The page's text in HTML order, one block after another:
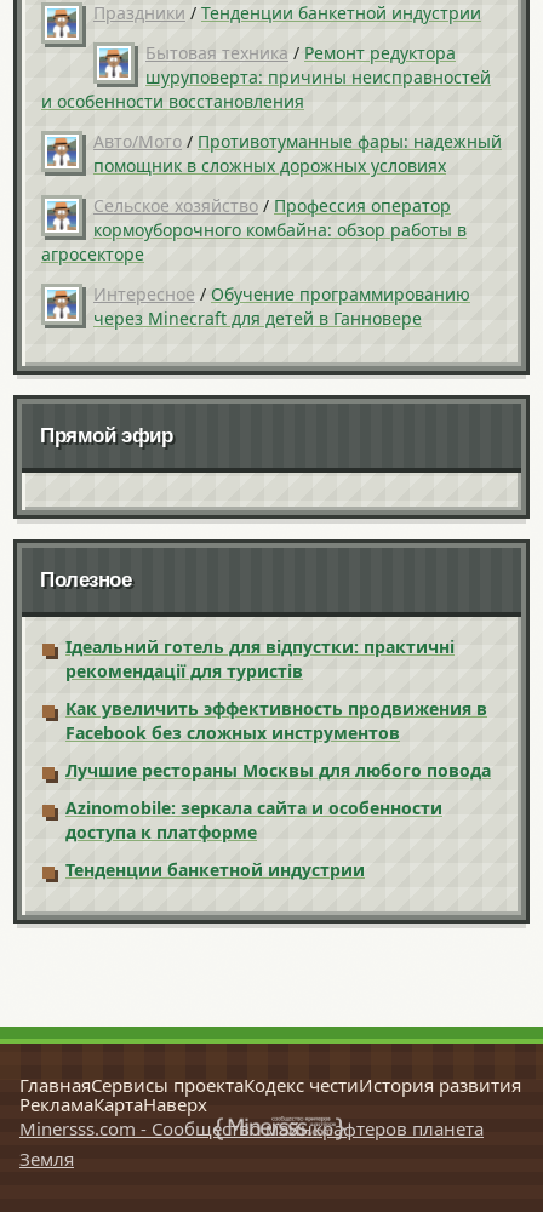
Праздники / Тенденции банкетной индустрии
Бытовая техника / Ремонт редуктора
шуруповерта: причины неисправностей
и особенности восстановления
Авто/Мото / Противотуманные фары: надежный
помощник в сложных дорожных условиях
Сельское хозяйство / Профессия оператор
кормоуборочного комбайна: обзор работы в
агросекторе
Интересное / Обучение программированию
через Minecraft для детей в Ганновере
Прямой эфир
Полезное
Ідеальний готель для відпустки: практичні
рекомендації для туристів
Как увеличить эффективность продвижения в
Facebook без сложных инструментов
Лучшие рестораны Москвы для любого повода
Azinomobile: зеркала сайта и особенности
доступа к платформе
Тенденции банкетной индустрии
ГлавнаяСервисы проектаКодекс честиИстория развития
РекламаКартаНаверх
Minersss.com - Сообщество майнкрафтеров планета
Земля